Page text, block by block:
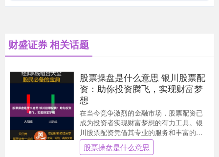
财盛证券 相关话题
股票操盘是什么意思 银川股票配
资：助你投资腾飞，实现财富梦
想
在当今竞争激烈的金融市场，股票配资已
成为投资者实现财富梦想的有力工具。银
川股票配资凭借其专业的服务和丰富的经
验，为投资者提供杠杆资金，助力其投资
腾飞。 * **....
股票操盘是什么意思